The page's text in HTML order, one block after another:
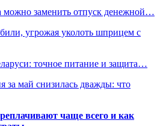
можно заменить отпуск денежной…
угрожая уколоть шприцем с
точное питание и защита…
за май снизилась дважды: что
чаще всего и как